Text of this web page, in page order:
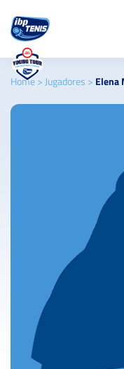
Home> Jugadores > Elena